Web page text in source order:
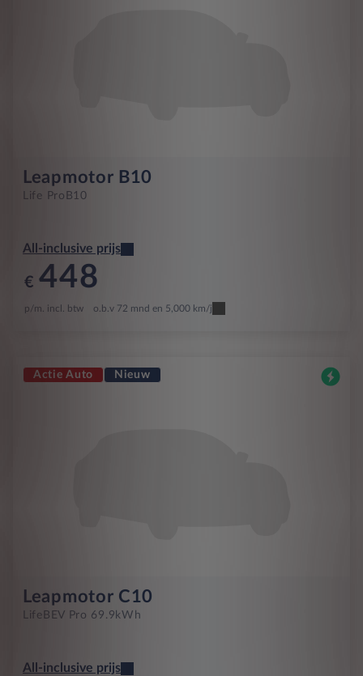
Leapmotor B10
Life Pro B10
All-inclusive prijs
€ 448
p/m. incl. btw o.b.v 72 mnd en 5,000 km/j
Actie Auto Nieuw
Leapmotor C10
Life BEV Pro 69.9kWh
All-inclusive prijs